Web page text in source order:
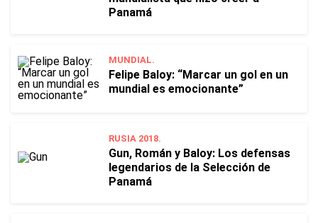
Panamá
MUNDIAL.
Felipe Baloy: “Marcar un gol en un
mundial es emocionante”
RUSIA 2018.
Gun, Román y Baloy: Los defensas
legendarios de la Selección de
Panamá